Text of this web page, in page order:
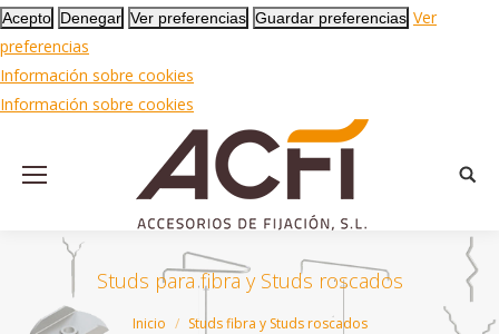
Acepto Denegar Ver preferencias Guardar preferencias Ver
preferencias
Información sobre cookies
Información sobre cookies
Studs para fibra y Studs roscados
Estás aquí: Inicio Studs fibra y Studs roscados